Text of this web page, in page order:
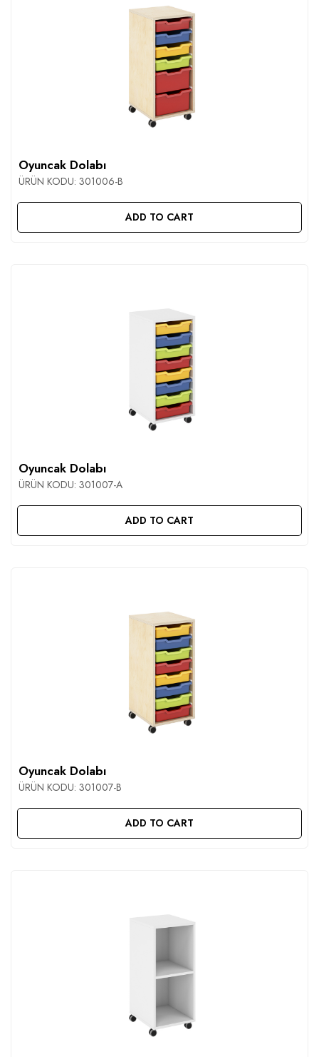
Oyuncak Dolabı
ÜRÜN KODU: 301006-B
ADD TO CART
Oyuncak Dolabı
ÜRÜN KODU: 301007-A
ADD TO CART
Oyuncak Dolabı
ÜRÜN KODU: 301007-B
ADD TO CART